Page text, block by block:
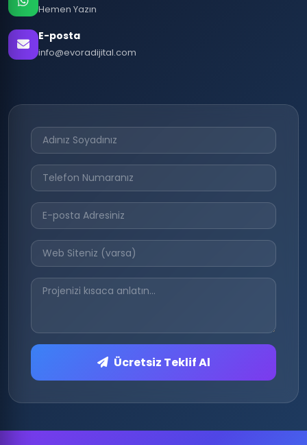
Hemen Yazın
E-posta
info@evoradijital.com
Ücretsiz Teklif Al